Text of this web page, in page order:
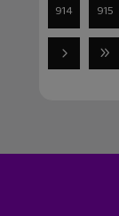
914 915